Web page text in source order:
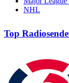
NHL
Top